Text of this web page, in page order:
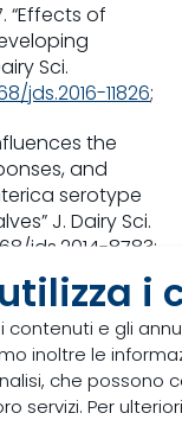
i
contenuti e gli
inoltre le
che possono
servizi. Per
“Effects of
Sci.
jds.2016-11826;
the
and
serotype
J. Dairy Sci.
jds.2014-8783;
of calf
in dairy